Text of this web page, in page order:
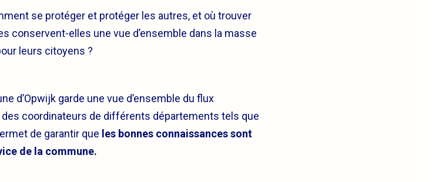
se protéger et protéger les autres, et où trouver
conservent-elles une vue d’ensemble dans la masse
leurs citoyens ?
d’Opwijk garde une vue d’ensemble du flux
coordinateurs de différents départements tels que
de garantir que les bonnes connaissances sont
de la commune.